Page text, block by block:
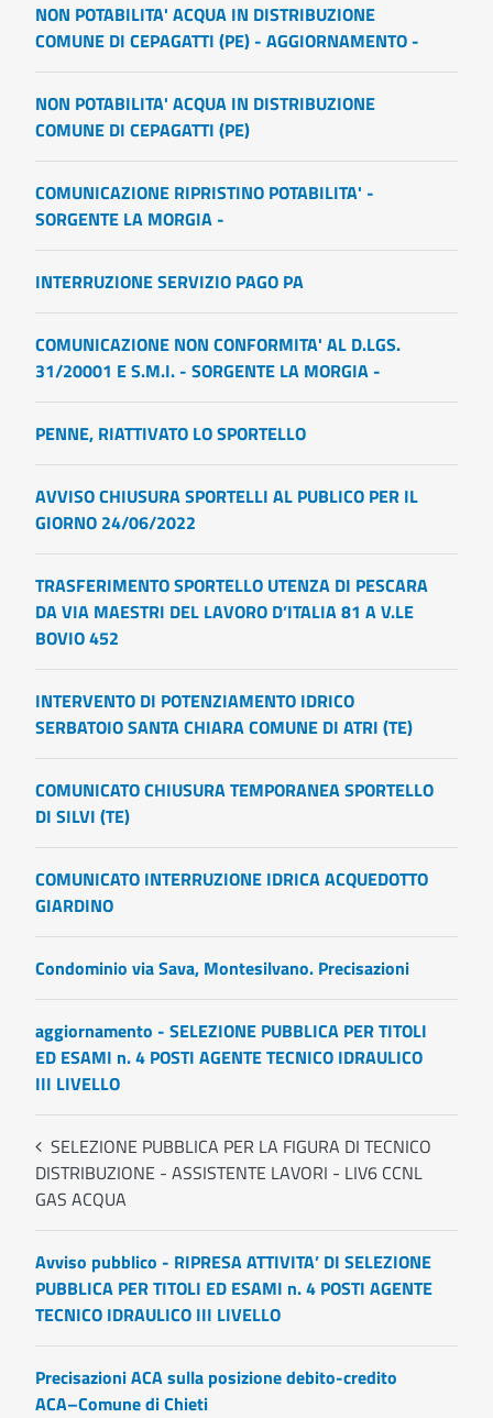
NON POTABILITA' ACQUA IN DISTRIBUZIONE
COMUNE DI CEPAGATTI (PE) - AGGIORNAMENTO -
NON POTABILITA' ACQUA IN DISTRIBUZIONE
COMUNE DI CEPAGATTI (PE)
COMUNICAZIONE RIPRISTINO POTABILITA' -
SORGENTE LA MORGIA -
INTERRUZIONE SERVIZIO PAGO PA
COMUNICAZIONE NON CONFORMITA' AL D.LGS.
31/20001 E S.M.I. - SORGENTE LA MORGIA -
PENNE, RIATTIVATO LO SPORTELLO
AVVISO CHIUSURA SPORTELLI AL PUBLICO PER IL
GIORNO 24/06/2022
TRASFERIMENTO SPORTELLO UTENZA DI PESCARA
DA VIA MAESTRI DEL LAVORO D’ITALIA 81 A V.LE
BOVIO 452
INTERVENTO DI POTENZIAMENTO IDRICO
SERBATOIO SANTA CHIARA COMUNE DI ATRI (TE)
COMUNICATO CHIUSURA TEMPORANEA SPORTELLO
DI SILVI (TE)
COMUNICATO INTERRUZIONE IDRICA ACQUEDOTTO
GIARDINO
Condominio via Sava, Montesilvano. Precisazioni
aggiornamento - SELEZIONE PUBBLICA PER TITOLI
ED ESAMI n. 4 POSTI AGENTE TECNICO IDRAULICO
III LIVELLO
SELEZIONE PUBBLICA PER LA FIGURA DI TECNICO
DISTRIBUZIONE - ASSISTENTE LAVORI - LIV6 CCNL
GAS ACQUA
Avviso pubblico - RIPRESA ATTIVITA’ DI SELEZIONE
PUBBLICA PER TITOLI ED ESAMI n. 4 POSTI AGENTE
TECNICO IDRAULICO III LIVELLO
Precisazioni ACA sulla posizione debito-credito
ACA–Comune di Chieti